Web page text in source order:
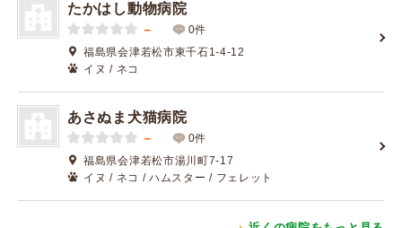
たかはし動物病院
－
0件
福島県会津若松市東千石1-4-12
イヌ / ネコ
あさぬま犬猫病院
－
0件
福島県会津若松市湯川町7-17
イヌ / ネコ / ハムスター / フェレット